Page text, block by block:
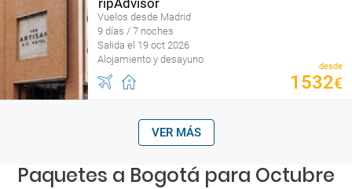
Vuelos desde Madrid
9 días / 7 noches
Salida el 19 oct 2026
Alojamiento y desayuno
desde
1532€
VER MÁS
Paquetes a Bogotá para Octubre